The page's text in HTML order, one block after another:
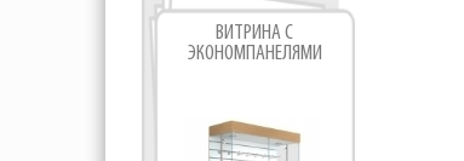
ВИТРИНА С
ЭКОНОМПАНЕЛЯМИ